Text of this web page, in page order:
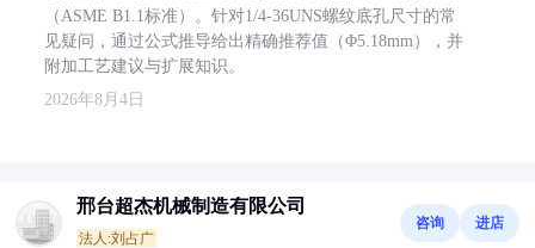
（ASME B1.1标准）。针对1/4-36UNS螺纹底孔尺寸的常
见疑问，通过公式推导给出精确推荐值（Φ5.18mm），并
附加工艺建议与扩展知识。
2026年8月4日
邢台超杰机械制造有限公司
法人:刘占广
咨询 进店